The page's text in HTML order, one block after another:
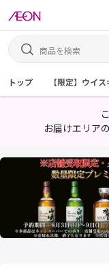
トップ 【限定】ウイ
お届けエリア